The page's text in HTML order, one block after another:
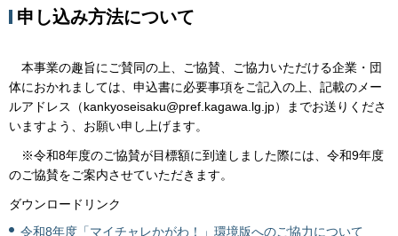
申し込み方法について
本事業の趣旨にご賛同の上、ご協賛、ご協力いただける企業・団
体におかれましては、申込書に必要事項をご記入の上、記載のメー
ルアドレス（kankyoseisaku@pref.kagawa.lg.jp）までお送りくださ
いますよう、お願い申し上げます。
※令和8年度のご協賛が目標額に到達しました際には、令和9年度
のご協賛をご案内させていただきます。
ダウンロードリンク
令和8年度「マイチャレかがわ！」環境版へのご協力について